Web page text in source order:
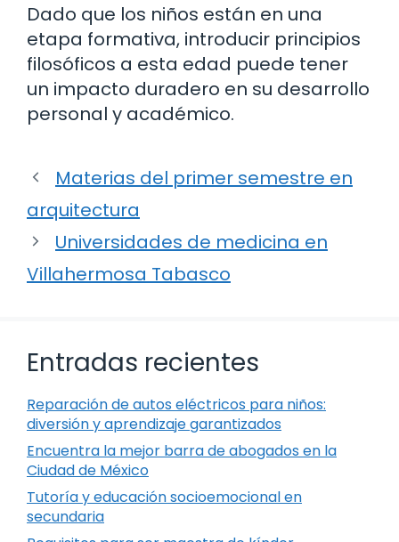
Dado que los niños están en una
etapa formativa, introducir principios
filosóficos a esta edad puede tener
un impacto duradero en su desarrollo
personal y académico.
Materias del primer semestre en
arquitectura
Universidades de medicina en
Villahermosa Tabasco
Entradas recientes
Reparación de autos eléctricos para niños:
diversión y aprendizaje garantizados
Encuentra la mejor barra de abogados en la
Ciudad de México
Tutoría y educación socioemocional en
secundaria